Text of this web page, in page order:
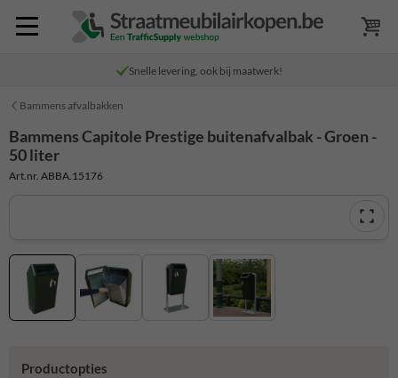
Snelle levering, ook bij maatwerk!
Bammens afvalbakken
Bammens Capitole Prestige buitenafvalbak - Groen -
50 liter
Art.nr. ABBA.15176
Productopties